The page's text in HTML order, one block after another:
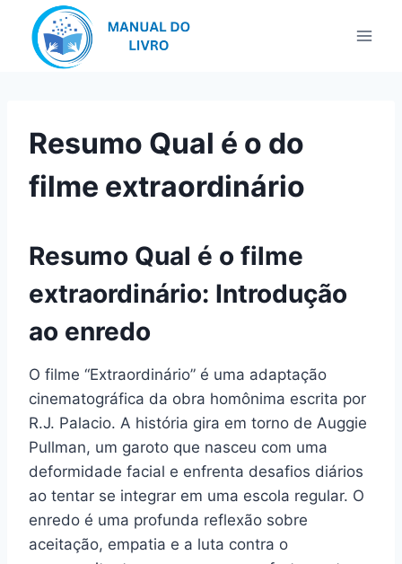
Resumo Qual é o do
filme extraordinário
Resumo Qual é o filme
extraordinário: Introdução
ao enredo
O filme “Extraordinário” é uma adaptação
cinematográfica da obra homônima escrita por
R.J. Palacio. A história gira em torno de Auggie
Pullman, um garoto que nasceu com uma
deformidade facial e enfrenta desafios diários
ao tentar se integrar em uma escola regular. O
enredo é uma profunda reflexão sobre
aceitação, empatia e a luta contra o